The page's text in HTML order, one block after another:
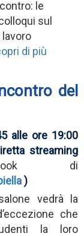
le
sul
di più
del
alle ore 19:00
streaming
di
)
vedrà la
che
la loro